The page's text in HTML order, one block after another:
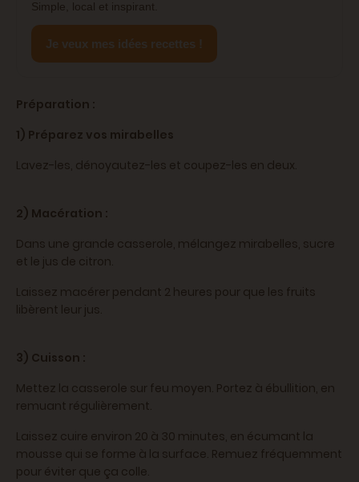
Simple, local et inspirant.
Je veux mes idées recettes !
Préparation :
1) Préparez vos mirabelles
Lavez-les, dénoyautez-les et coupez-les en deux.
2) Macération :
Dans une grande casserole, mélangez mirabelles, sucre
et le jus de citron.
Laissez macérer pendant 2 heures pour que les fruits
libèrent leur jus.
3) Cuisson :
Mettez la casserole sur feu moyen. Portez à ébullition, en
remuant régulièrement.
Laissez cuire environ 20 à 30 minutes, en écumant la
mousse qui se forme à la surface. Remuez fréquemment
pour éviter que ça colle.